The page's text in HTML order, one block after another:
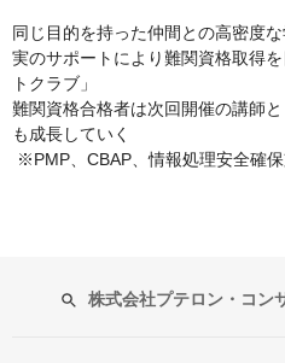
同じ目的を持った仲間との高密度
実のサポートにより難関資格取得
トクラブ」
難関資格合格者は次回開催の講師
も成長していく
※PMP、CBAP、情報処理安全確
株式会社プテロン・コン